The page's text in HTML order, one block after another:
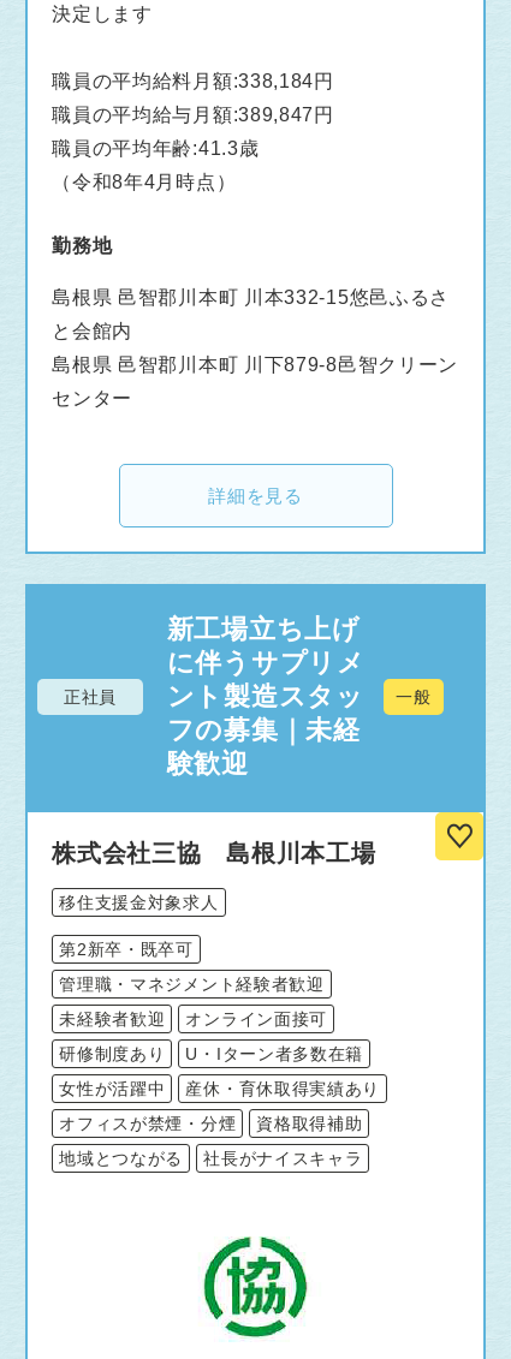
決定します
職員の平均給料月額:338,184円
職員の平均給与月額:389,847円
職員の平均年齢:41.3歳
（令和8年4月時点）
勤務地
島根県 邑智郡川本町 川本332-15悠邑ふるさ
と会館内
島根県 邑智郡川本町 川下879-8邑智クリーン
センター
詳細を見る
正社員
新工場立ち上げ
に伴うサプリメ
ント製造スタッ
フの募集｜未経
験歓迎
一般
株式会社三協 島根川本工場
移住支援金対象求人
第2新卒・既卒可
管理職・マネジメント経験者歓迎
未経験者歓迎
オンライン面接可
研修制度あり
U・Iターン者多数在籍
女性が活躍中
産休・育休取得実績あり
オフィスが禁煙・分煙
資格取得補助
地域とつながる
社長がナイスキャラ